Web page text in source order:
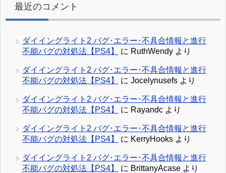
最近のコメント
ダイイングライト2 バグ･エラー･不具合情報と進行
不能バグの対処法【PS4】
に RuthWendy より
ダイイングライト2 バグ･エラー･不具合情報と進行
不能バグの対処法【PS4】
に Jocelynusefs より
ダイイングライト2 バグ･エラー･不具合情報と進行
不能バグの対処法【PS4】
に Rayandc より
ダイイングライト2 バグ･エラー･不具合情報と進行
不能バグの対処法【PS4】
に KerryHooks より
ダイイングライト2 バグ･エラー･不具合情報と進行
不能バグの対処法【PS4】
に BrittanyAcase より